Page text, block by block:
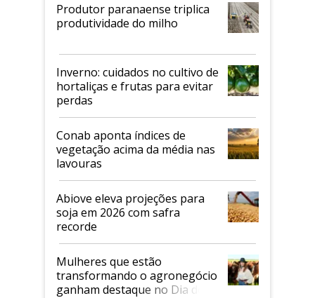
Produtor paranaense triplica
produtividade do milho
Inverno: cuidados no cultivo de
hortaliças e frutas para evitar
perdas
Conab aponta índices de
vegetação acima da média nas
lavouras
Abiove eleva projeções para
soja em 2026 com safra
recorde
Mulheres que estão
transformando o agronegócio
ganham destaque no Dia do